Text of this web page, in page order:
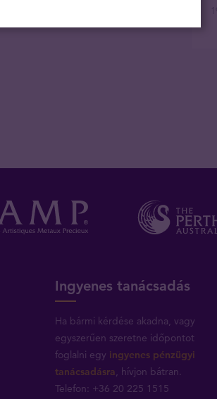
Ingyenes tanácsadás
Ha bármi kérdése akadna, vagy
egyszerűen szeretne időpontot
foglalni egy ingyenes pénzügyi
tanácsadásra , hívjon bátran.
Telefon: +36 20 225 1515